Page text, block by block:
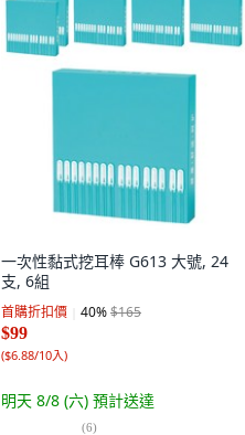
一次性黏式挖耳棒 G613 大號, 24
支, 6組
首購折扣價 40%$165
$99
($6.88/10入)
明天 8/8 (六) 預計送達
(6)